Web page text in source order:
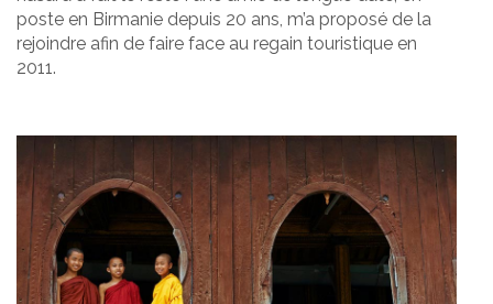
poste en Birmanie depuis 20 ans, m’a proposé de la
rejoindre afin de faire face au regain touristique en
2011.